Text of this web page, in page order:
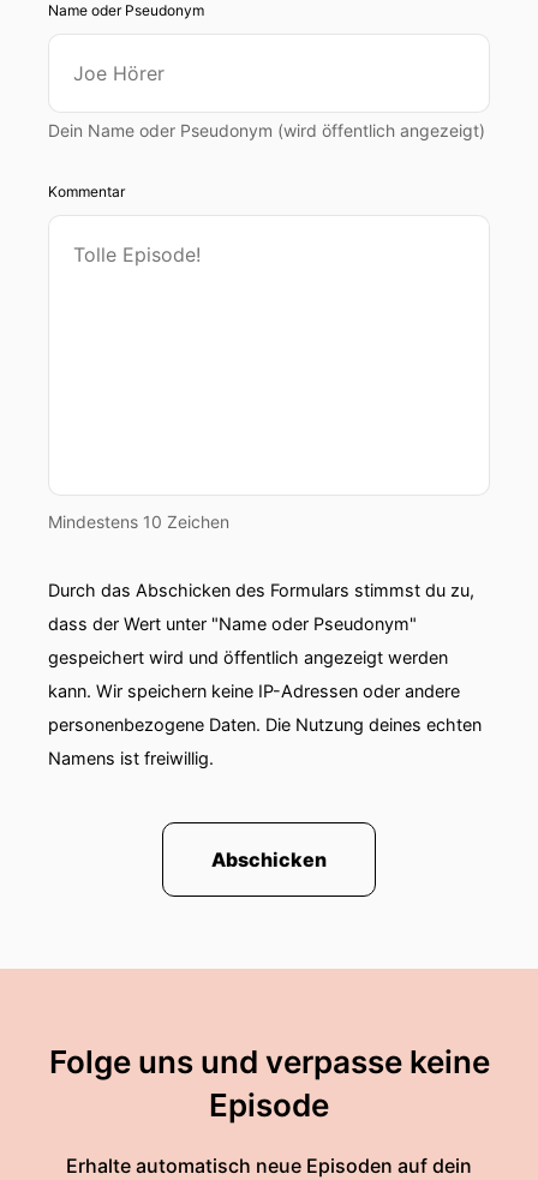
Name oder Pseudonym
Dein Name oder Pseudonym (wird öffentlich angezeigt)
Kommentar
Mindestens 10 Zeichen
Durch das Abschicken des Formulars stimmst du zu,
dass der Wert unter "Name oder Pseudonym"
gespeichert wird und öffentlich angezeigt werden
kann. Wir speichern keine IP-Adressen oder andere
personenbezogene Daten. Die Nutzung deines echten
Namens ist freiwillig.
Abschicken
Folge uns und verpasse keine
Episode
Erhalte automatisch neue Episoden auf dein